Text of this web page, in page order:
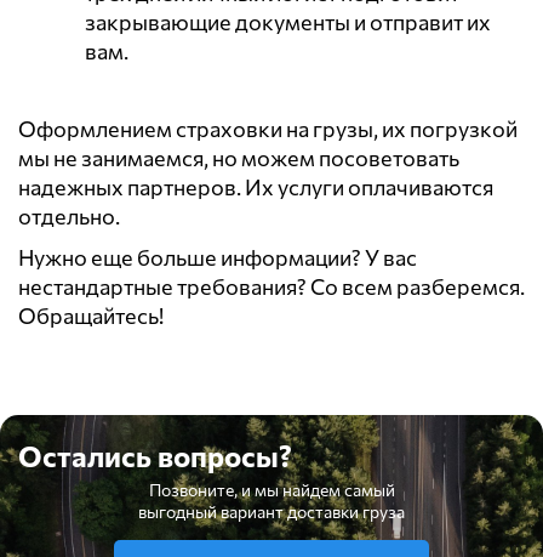
закрывающие документы и отправит их
вам.
Оформлением страховки на грузы, их погрузкой
мы не занимаемся, но можем посоветовать
надежных партнеров. Их услуги оплачиваются
отдельно.
Нужно еще больше информации? У вас
нестандартные требования? Со всем разберемся.
Обращайтесь!
Остались вопросы?
Позвоните, и мы найдем самый
выгодный вариант доставки груза